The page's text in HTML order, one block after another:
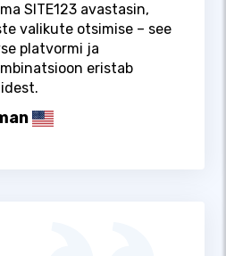
SITE123 avastasin,
valikute otsimise – see
platvormi ja
eristab